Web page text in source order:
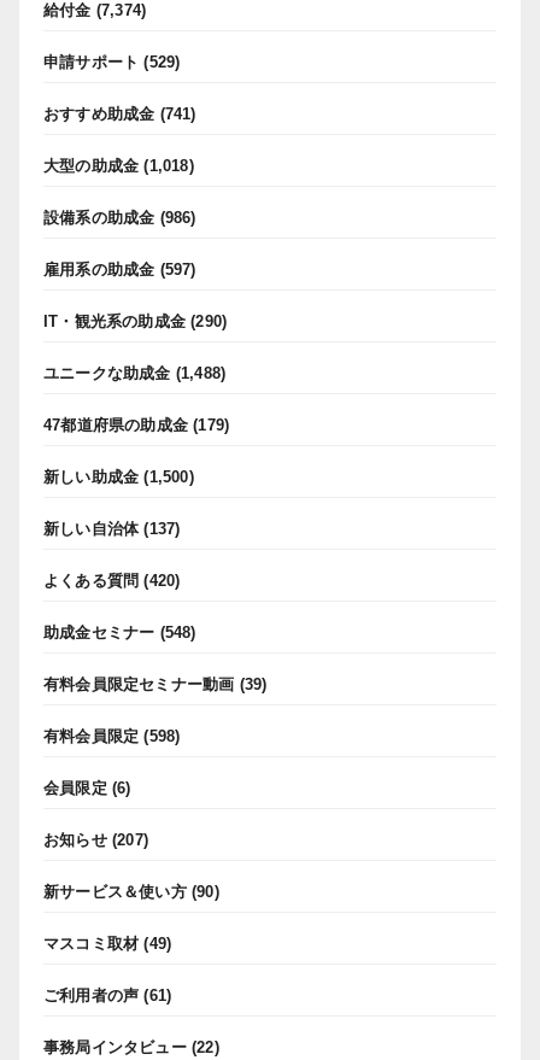
給付金 (7,374)
申請サポート (529)
おすすめ助成金 (741)
大型の助成金 (1,018)
設備系の助成金 (986)
雇用系の助成金 (597)
IT・観光系の助成金 (290)
ユニークな助成金 (1,488)
47都道府県の助成金 (179)
新しい助成金 (1,500)
新しい自治体(137)
よくある質問 (420)
助成金セミナー (548)
有料会員限定セミナー動画 (39)
有料会員限定 (598)
会員限定 (6)
お知らせ(207)
新サービス＆使い方(90)
マスコミ取材 (49)
ご利用者の声 (61)
事務局インタビュー(22)